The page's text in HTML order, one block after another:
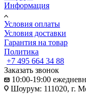
Информация
Условия оплаты
Условия доставки
Гарантия на товар
Политика
+7 495 664 34 88
Заказать звонок
10:00-19:00
Шоурум: 111020, г.